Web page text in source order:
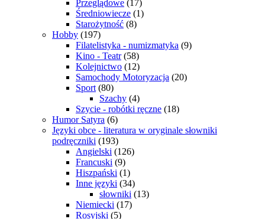
Przeglądowe (17)
Średniowiecze (1)
Starożytność (8)
Hobby (197)
Filatelistyka - numizmatyka (9)
Kino - Teatr (58)
Kolejnictwo (12)
Samochody Motoryzacja (20)
Sport (80)
Szachy (4)
Szycie - robótki ręczne (18)
Humor Satyra (6)
Języki obce - literatura w oryginale słowniki
podręczniki (193)
Angielski (126)
Francuski (9)
Hiszpański (1)
Inne języki (34)
słowniki (13)
Niemiecki (17)
Rosyjski (5)